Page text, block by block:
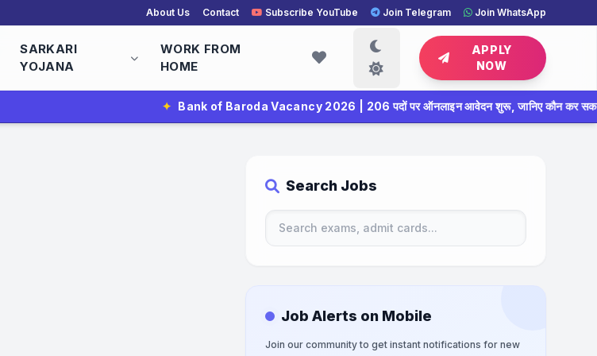
About Us Contact Subscribe YouTube Join Telegram Join WhatsApp
SARKARI
YOJANA
WORK FROM
HOME
APPLY
NOW
Bank of Baroda Vacancy 2026 | 206 पदों पर ऑनलाइन आवेदन शुरू, जानिए कौन कर सकता है अप्लाई ✦
Search Jobs
Job Alerts on Mobile
Join our community to get instant notifications for new